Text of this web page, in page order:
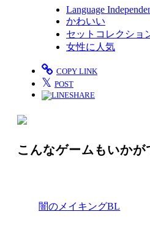
Language
かわいい
セットコレクショ
女性に人気
COPY LINK
𝕏 POST
SHARE
こんなゲームもいかが
闇のメイキングBL